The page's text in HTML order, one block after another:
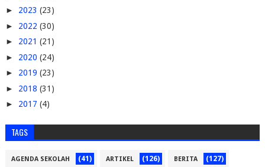
► 2023 (23)
► 2022 (30)
► 2021 (21)
► 2020 (24)
► 2019 (23)
► 2018 (31)
► 2017 (4)
TAGS
AGENDA SEKOLAH (41) ARTIKEL (126) BERITA (127)